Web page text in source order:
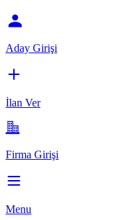
Aday Girişi
İlan Ver
Firma Girişi
Menu